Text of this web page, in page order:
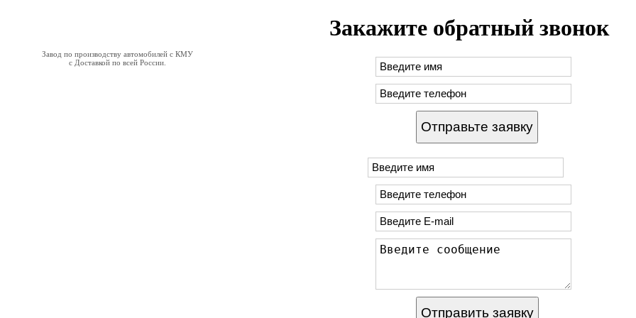
Закажите обратный звонок
Завод по производству автомобилей с КМУ
с Доставкой по всей России.